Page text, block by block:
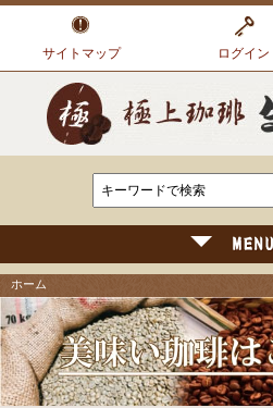
サイトマップ ログイン
ホーム